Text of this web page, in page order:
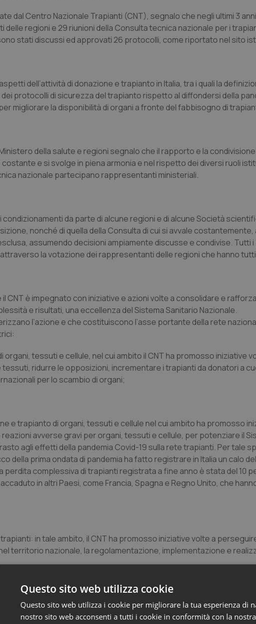
dal Centro Nazionale Trapianti (CNT), segnalo che negli ultimi 3
regioni e 29 riunioni della Consulta tecnica nazionale per i
stati discussi ed approvati 26 protocolli, come riportato nel sito
dell’attività di donazione e trapianto in Italia, tra i quali la
protocolli di sicurezza del trapianto rispetto al diffondersi della
migliorare la disponibilità di organi a fronte del fabbisogno di
della salute e regioni segnalo che il rapporto e la
e si svolge in piena armonia e nel rispetto dei diversi ruoli
nazionale partecipano rappresentanti ministeriali.
condizionamenti da parte di alcune regioni e di alcune Società
nonché di quella della Consulta di cui si avvale
assumendo decisioni ampiamente discusse e condivise.
la votazione dei rappresentanti delle regioni che hanno
CNT è impegnato con iniziative e azioni volte a consolidare e
e risultati, una eccellenza del Sistema Sanitario Nazionale.
l’azione e che costituiscono l’asse portante della rete
organi, tessuti e cellule, nel cui ambito il CNT ha promosso iniziative
ridurre le opposizioni, incrementare i trapianti da donatori a
per lo scambio di organi;
e trapianto di organi, tessuti e cellule nel cui ambito ha promosso
avverse gravi per organi, tessuti e cellule, per potenziare il
agli effetti della pandemia Covid-19 sulla rete trapianti. Per tale
della prima ondata di pandemia ha fatto registrare in Italia un calo
perdita complessiva di trapianti registrata a fine anno è stata del 10
in altri Paesi, come Francia, Spagna e Regno Unito, che
in tale ambito, il CNT ha promosso iniziative volte a
territorio nazionale, la regolamentazione, implementazione e
e della promozione della cultura della donazione, il CNT collabora
nazionali. Attualmente le campagne sono condivise
Questo sito web utilizza cookie
Questo sito web utilizza i cookie per migliorare la tua esperienza di
nostro sito web acconsenti a tutti i cookie in conformità con la